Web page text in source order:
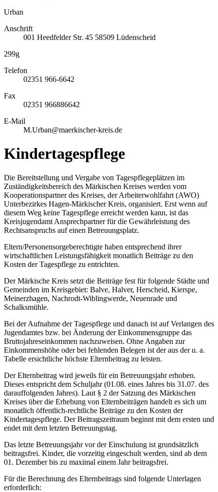
Urban
Anschrift
001 Heedfelder Str. 45 58509 Lüdenscheid
299g
Telefon
02351 966-6642
Fax
02351 966886642
E-Mail
M.Urban@maerkischer-kreis.de
Kindertagespflege
Die Bereitstellung und Vergabe von Tagespflegeplätzen im
Zuständigkeitsbereich des Märkischen Kreises werden vom
Kooperationspartner des Kreises, der Arbeiterwohlfahrt (AWO)
Unterbezirkes Hagen-Märkischer Kreis, organisiert. Erst wenn auf
diesem Weg keine Tagespflege erreicht werden kann, ist das
Kreisjugendamt Ansprechpartner für die Gewährleistung des
Rechtsanspruchs auf einen Betreuungsplatz.
Eltern/Personensorgeberechtigte haben entsprechend ihrer
wirtschaftlichen Leistungsfähigkeit monatlich Beiträge zu den
Kosten der Tagespflege zu entrichten.
Der Märkische Kreis setzt die Beiträge fest für folgende Städte und
Gemeinden im Kreisgebiet: Balve, Halver, Herscheid, Kierspe,
Meinerzhagen, Nachrodt-Wiblingwerde, Neuenrade und
Schalksmühle.
Bei der Aufnahme der Tagespflege und danach ist auf Verlangen des
Jugendamtes bzw. bei Änderung der Einkommensgruppe das
Bruttojahreseinkommen nachzuweisen. Ohne Angaben zur
Einkommenshöhe oder bei fehlenden Belegen ist der aus der u. a.
Tabelle ersichtliche höchste Elternbeitrag zu leisten.
Der Elternbeitrag wird jeweils für ein Betreuungsjahr erhoben.
Dieses entspricht dem Schuljahr (01.08. eines Jahres bis 31.07. des
darauffolgenden Jahres). Laut § 2 der Satzung des Märkischen
Kreises über die Erhebung von Elternbeiträgen handelt es sich um
monatlich öffentlich-rechtliche Beiträge zu den Kosten der
Kindertagespflege. Der Beitragszeitraum beginnt mit dem ersten und
endet mit dem letzten Betreuungstag.
Das letzte Betreuungsjahr vor der Einschulung ist grundsätzlich
beitragsfrei. Kinder, die vorzeitig eingeschult werden, sind ab dem
01. Dezember bis zu maximal einem Jahr beitragsfrei.
Für die Berechnung des Elternbeitrags sind folgende Unterlagen
erforderlich: